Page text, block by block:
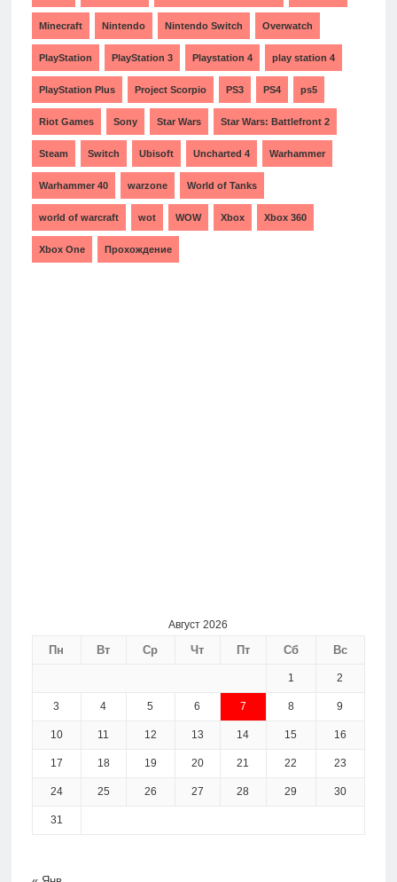
Minecraft Nintendo Nintendo Switch Overwatch
PlayStation PlayStation 3 Playstation 4 play station 4
PlayStation Plus Project Scorpio PS3 PS4 ps5
Riot Games Sony Star Wars Star Wars: Battlefront 2
Steam Switch Ubisoft Uncharted 4 Warhammer
Warhammer 40 warzone World of Tanks
world of warcraft wot WOW Xbox Xbox 360
Xbox One Прохождение
Август 2026
Пн Вт Ср Чт Пт Сб Вс
1 2
3 4 5 6 7 8 9
10 11 12 13 14 15 16
17 18 19 20 21 22 23
24 25 26 27 28 29 30
31